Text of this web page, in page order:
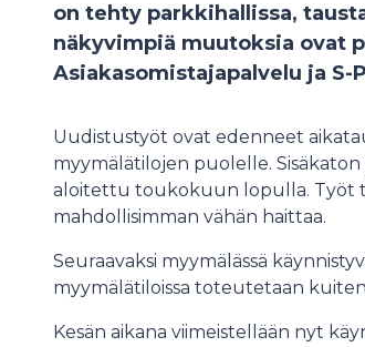
on tehty parkkihallissa,
näkyvimpiä muutoksia ovat
Asiakasomistajapalvelu ja
Uudistustyöt ovat edenneet
myymälätilojen puolelle.
aloitettu toukokuun lopulla. Työt
mahdollisimman vähän haittaa.
Seuraavaksi myymälässä
myymälätiloissa toteutetaan
Kesän aikana viimeistellään nyt